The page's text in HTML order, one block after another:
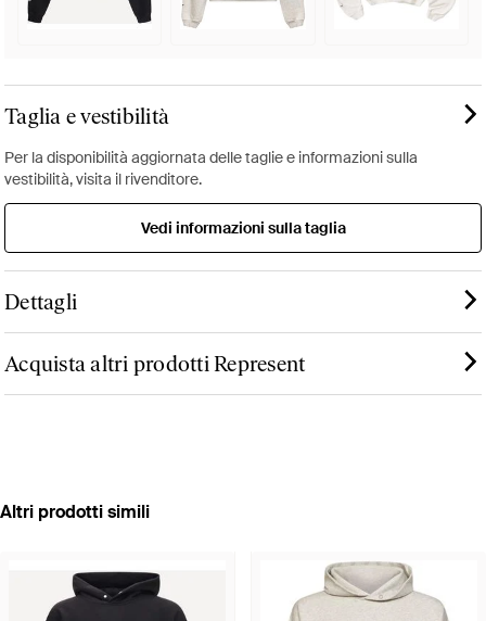
Taglia e vestibilità
Per la disponibilità aggiornata delle taglie e informazioni sulla
vestibilità, visita il rivenditore.
Vedi informazioni sulla taglia
Dettagli
Acquista altri prodotti Represent
Altri prodotti simili